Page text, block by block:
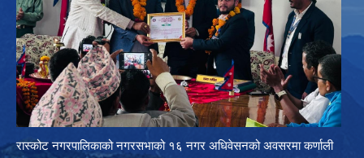
रास्कोट नगरपालिकाको नगरसभाको १६ नगर अधिवेसनको अवसरमा कर्णाली